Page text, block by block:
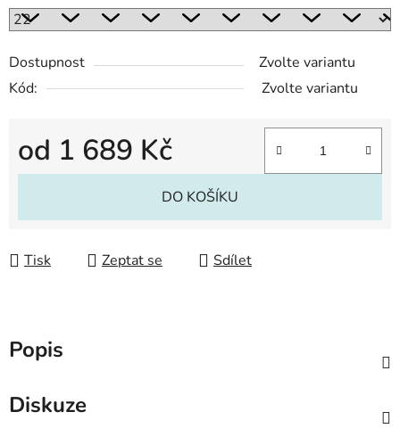
Dostupnost
Zvolte variantu
Kód:
Zvolte variantu
od 1 689 Kč
Měrná cena:
DO KOŠÍKU
Tisk Zeptat se Sdílet
Popis
Diskuze